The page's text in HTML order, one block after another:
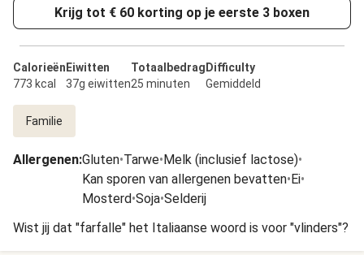
Krijg tot € 60 korting op je eerste 3 boxen
Calorieën
773 kcal
Eiwitten
37g eiwitten
Totaalbedrag
25 minuten
Difficulty
Gemiddeld
Familie
Allergenen:Gluten•Tarwe•Melk (inclusief lactose)•
Kan sporen van allergenen bevatten•Ei•
Mosterd•Soja•Selderij
Wist jij dat "farfalle" het Italiaanse woord is voor "vlinders"?